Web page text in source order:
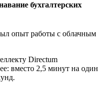
бухгалтерских
работы с облачным
Directum
вместо 2,5 минут на один